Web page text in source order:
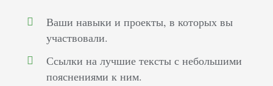
Ваши навыки и проекты, в которых вы
участвовали.
Ссылки на лучшие тексты с небольшими
пояснениями к ним.